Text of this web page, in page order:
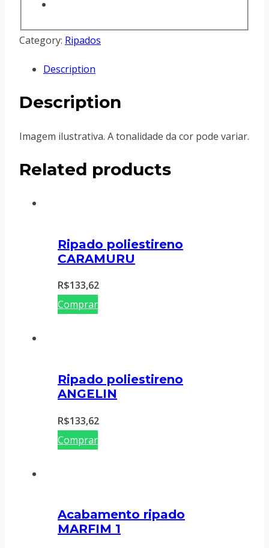
Category: Ripados
Description
Description
Imagem ilustrativa. A tonalidade da cor pode variar.
Related products
Ripado poliestireno
CARAMURU
R$133,62
Comprar
Ripado poliestireno
ANGELIN
R$133,62
Comprar
Acabamento ripado
MARFIM 1